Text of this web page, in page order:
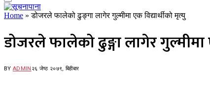
Home »डोजरले फालेको ढुङ्गा लागेर गुल्मीमा एक विद्यार्थीको मृत्यु
डोजरले फालेको ढुङ्गा लागेर गुल्मीमा
BY ADMIN २६ जेष्ठ २०७९, बिहीबार